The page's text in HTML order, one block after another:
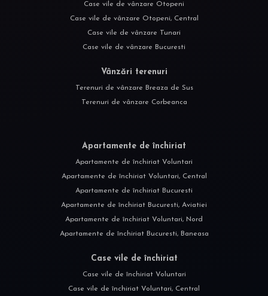
Case vile de vânzare Otopeni
Case vile de vânzare Otopeni, Central
Case vile de vânzare Tunari
Case vile de vânzare Bucuresti
Vânzări terenuri
Terenuri de vânzare Breaza de Sus
Terenuri de vânzare Corbeanca
Apartamente de închiriat
Apartamente de închiriat Voluntari
Apartamente de închiriat Voluntari, Central
Apartamente de închiriat Bucuresti
Apartamente de închiriat Bucuresti, Aviatiei
Apartamente de închiriat Voluntari, Nord
Apartamente de închiriat Bucuresti, Baneasa
Case vile de închiriat
Case vile de închiriat Voluntari
Case vile de închiriat Voluntari, Central